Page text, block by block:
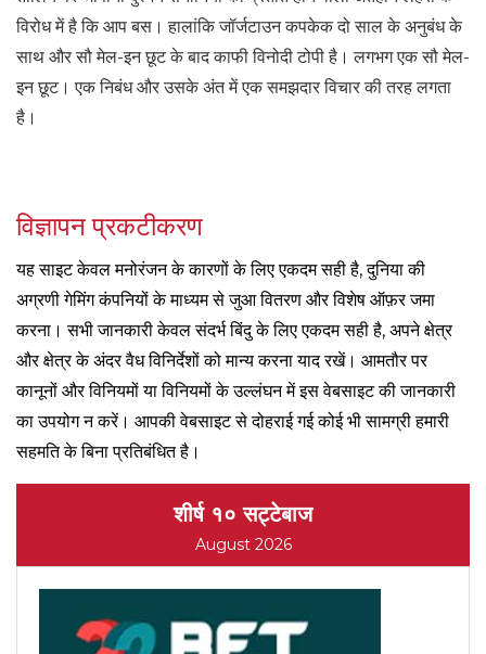
विरोध में है कि आप बस। हालांकि जॉर्जटाउन कपकेक दो साल के अनुबंध के
साथ और सौ मेल-इन छूट के बाद काफी विनोदी टोपी है। लगभग एक सौ मेल-
इन छूट। एक निबंध और उसके अंत में एक समझदार विचार की तरह लगता
है।
विज्ञापन प्रकटीकरण
यह साइट केवल मनोरंजन के कारणों के लिए एकदम सही है, दुनिया की
अग्रणी गेमिंग कंपनियों के माध्यम से जुआ वितरण और विशेष ऑफ़र जमा
करना। सभी जानकारी केवल संदर्भ बिंदु के लिए एकदम सही है, अपने क्षेत्र
और क्षेत्र के अंदर वैध विनिर्देशों को मान्य करना याद रखें। आमतौर पर
कानूनों और विनियमों या विनियमों के उल्लंघन में इस वेबसाइट की जानकारी
का उपयोग न करें। आपकी वेबसाइट से दोहराई गई कोई भी सामग्री हमारी
सहमति के बिना प्रतिबंधित है।
शीर्ष १० सट्टेबाज
August 2026